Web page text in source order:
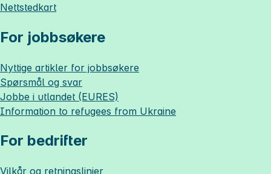
Nettstedkart
For jobbsøkere
Nyttige artikler for jobbsøkere
Spørsmål og svar
Jobbe i utlandet (EURES)
Information to refugees from Ukraine
For bedrifter
Vilkår og retningslinjer